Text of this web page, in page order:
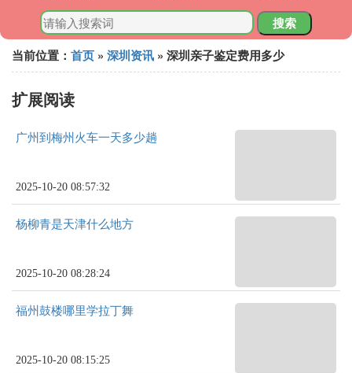
搜索
当前位置： 首页 » 深圳资讯 » 深圳亲子鉴定费用多少
扩展阅读
广州到梅州火车一天多少趟
2025-10-20 08:57:32
杨柳青是天津什么地方
2025-10-20 08:28:24
福州鼓楼哪里学拉丁舞
2025-10-20 08:15:25